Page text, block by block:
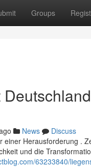
Groups
News
Discuss
Herausforderung .
und die
63233840/